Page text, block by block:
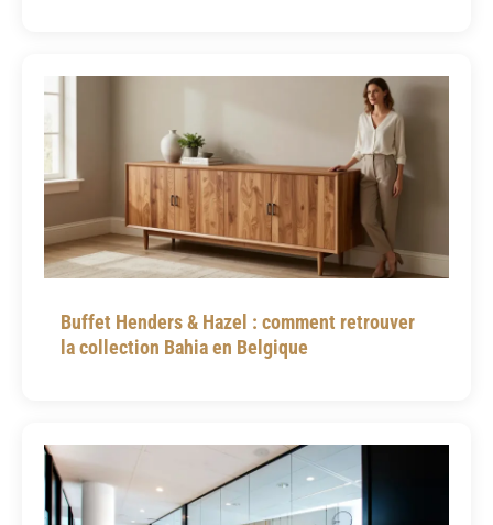
Buffet Henders & Hazel : comment retrouver
la collection Bahia en Belgique